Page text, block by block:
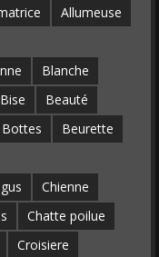
Allumeuse
Blanche
Bise
Beauté
Bottes
Beurette
Chienne
Chatte poilue
Croisiere